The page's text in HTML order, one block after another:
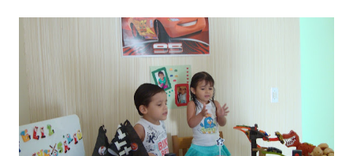
nietos lo hacen de forma habitual. El taller va dirigido a
aquellos abuelos que, por determinadas circunstancias
familiares, se ven obligados a cuidar de sus nietos de forma
habitual. El taller tiene una duración de 20 horas,
distribuidas en 10 sesiones de dos horas cada una. Los
participantes, personas mayores de 65 años, son